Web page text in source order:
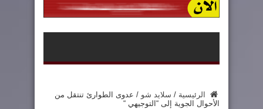
الرئيسية / سلايد شو / عدوى الطوارئ تنتقل من
الأحوال الجوية إلى “التوجيهي “